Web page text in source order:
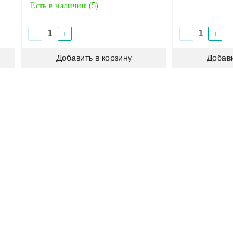
Есть в наличии (5)
− + − +